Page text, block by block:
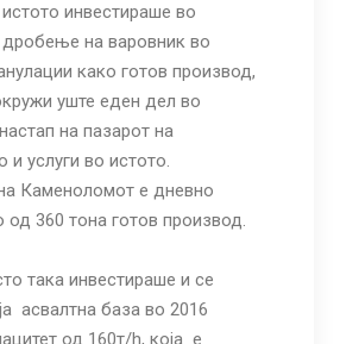
инвестираше во
на варовник во
како готов производ,
уште еден дел во
на пазарот на
и услуги во истото.
Каменоломот е дневно
од 360 тона готов производ.
така инвестираше и се
асвалтна база во 2016
од 160т/h, која е